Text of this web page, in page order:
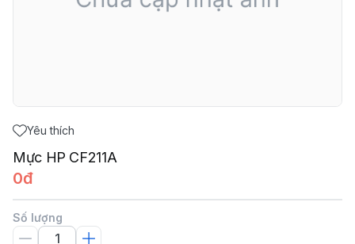
Yêu thích
Mực HP CF211A
0đ
Số lượng